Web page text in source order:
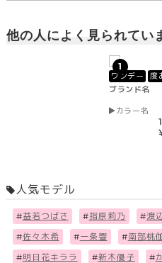
他の人によく見られてい
1
ワンデー
度
ブランド名
カラー名
人気モデル
#益若つばさ #指原莉乃 #渡
#佐々木希 #一条響 #南部桃
#明日花キララ #新木優子 #